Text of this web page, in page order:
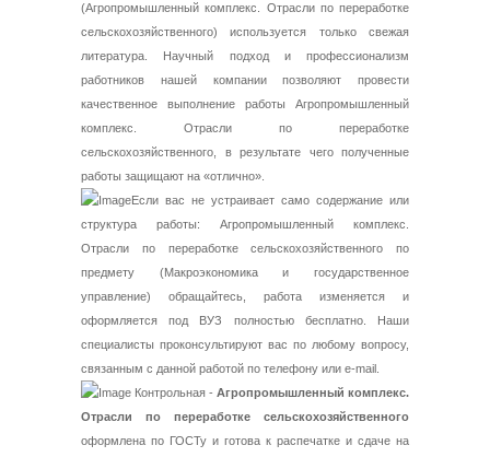
(Агропромышленный комплекс. Отрасли по переработке
сельскохозяйственного) используется только свежая
литература. Научный подход и профессионализм
работников нашей компании позволяют провести
качественное выполнение работы Агропромышленный
комплекс. Отрасли по переработке
сельскохозяйственного, в результате чего полученные
работы защищают на «отлично».
Если вас не устраивает само содержание или
структура работы: Агропромышленный комплекс.
Отрасли по переработке сельскохозяйственного по
предмету (Макроэкономика и государственное
управление) обращайтесь, работа изменяется и
оформляется под ВУЗ полностью бесплатно. Наши
специалисты проконсультируют вас по любому вопросу,
связанным с данной работой по телефону или e-mail.
Контрольная - Агропромышленный комплекс.
Отрасли по переработке сельскохозяйственного
оформлена по ГОСТу и готова к распечатке и сдаче на